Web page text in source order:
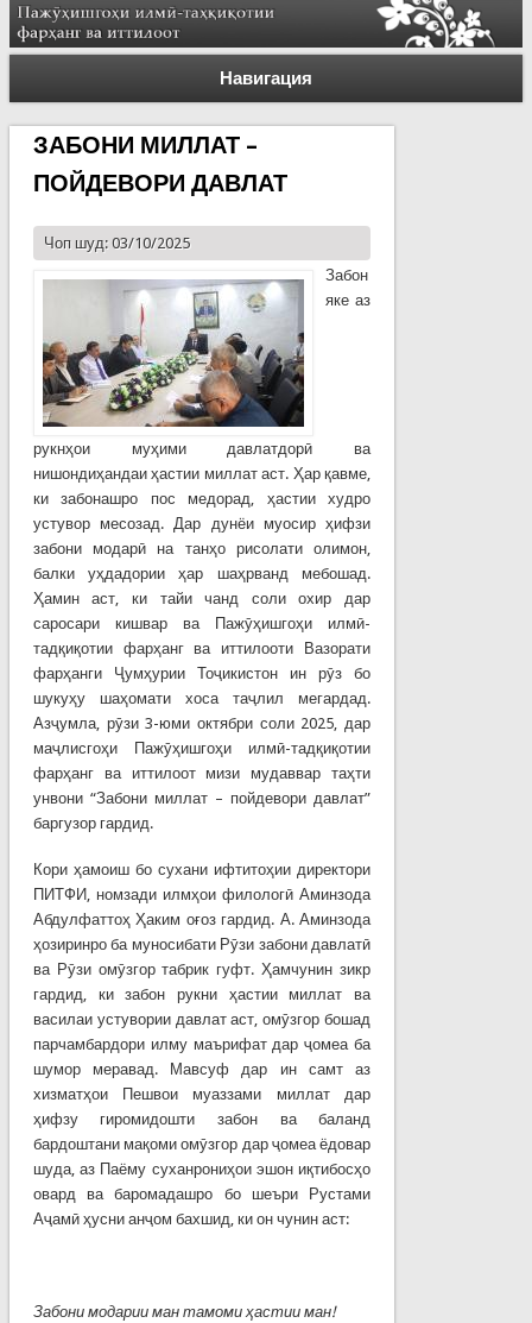
Навигация
ЗАБОНИ МИЛЛАТ –
ПОЙДЕВОРИ ДАВЛАТ
Чоп шуд: 03/10/2025
Забон
яке аз
рукнҳои муҳими давлатдорӣ ва
нишондиҳандаи ҳастии миллат аст. Ҳар қавме,
ки забонашро пос медорад, ҳастии худро
устувор месозад. Дар дунёи муосир ҳифзи
забони модарӣ на танҳо рисолати олимон,
балки уҳдадории ҳар шаҳрванд мебошад.
Ҳамин аст, ки тайи чанд соли охир дар
саросари кишвар ва Пажӯҳишгоҳи илмӣ-
тадқиқотии фарҳанг ва иттилооти Вазорати
фарҳанги Ҷумҳурии Тоҷикистон ин рӯз бо
шукуҳу шаҳомати хоса таҷлил мегардад.
Азҷумла, рӯзи 3-юми октябри соли 2025, дар
маҷлисгоҳи Пажӯҳишгоҳи илмӣ-тадқиқотии
фарҳанг ва иттилоот мизи мудаввар таҳти
унвони “Забони миллат – пойдевори давлат”
баргузор гардид.
Кори ҳамоиш бо сухани ифтитоҳии директори
ПИТФИ, номзади илмҳои филологӣ Аминзода
Абдулфаттоҳ Ҳаким оғоз гардид. А. Аминзода
ҳозиринро ба муносибати Рӯзи забони давлатӣ
ва Рӯзи омӯзгор табрик гуфт. Ҳамчунин зикр
гардид, ки забон рукни ҳастии миллат ва
василаи устувории давлат аст, омӯзгор бошад
парчамбардори илму маърифат дар ҷомеа ба
шумор меравад. Мавсуф дар ин самт аз
хизматҳои Пешвои муаззами миллат дар
ҳифзу гиромидошти забон ва баланд
бардоштани мақоми омӯзгор дар ҷомеа ёдовар
шуда, аз Паёму суханрониҳои эшон иқтибосҳо
овард ва баромадашро бо шеъри Рустами
Аҷамӣ ҳусни анҷом бахшид, ки он чунин аст:
Забони модарии ман тамоми ҳастии ман!